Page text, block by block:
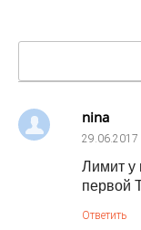
nina
29.06.2017
Лимит у
первой
Ответить